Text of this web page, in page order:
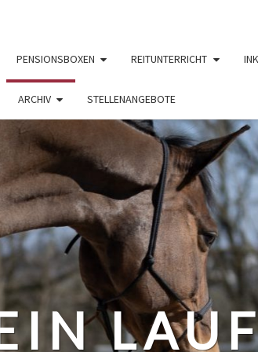
PENSIONSBOXEN REITUNTERRICHT
ARCHIV STELLENANGEBOTE